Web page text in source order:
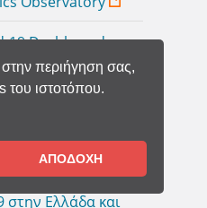
στην περιήγηση σας,
του ιστοτόπου.
ΑΠΟΔΟΧΗ
19 Dashboard
Labour dashboard
/ YOUTHShare)
για την
στην Ελλάδα και